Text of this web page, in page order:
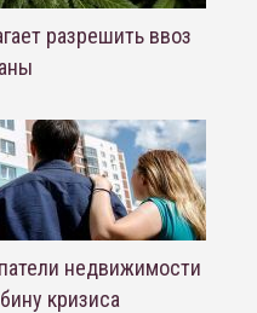
разрешить ввоз
недвижимости
кризиса